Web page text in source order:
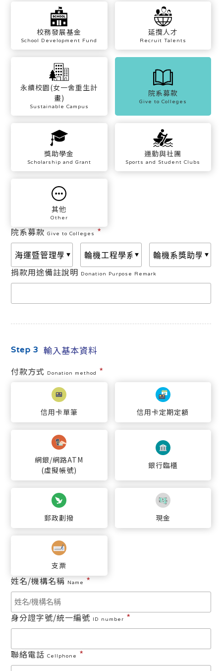
校務發展基金
School Development Fund
延攬人才
Recruit Talents
永續校園(女一舍重生計
畫)
Sustainable Campus
院系募款
Give to Colleges
獎助學金
Scholarship and Grant
運動與社團
Sports and Student Clubs
其他
Other
院系募款Give to Colleges *
捐款用途備註說明 Donation Purpose Remark
Step 3 輸入基本資料
付款方式 Donation method *
信用卡單筆 信用卡定期定額
網銀/網路ATM
(虛擬帳號)
銀行臨櫃
郵政劃撥 現金
支票
姓名/機構名稱Name *
身分證字號/統一編號 ID number *
聯絡電話Cellphone *